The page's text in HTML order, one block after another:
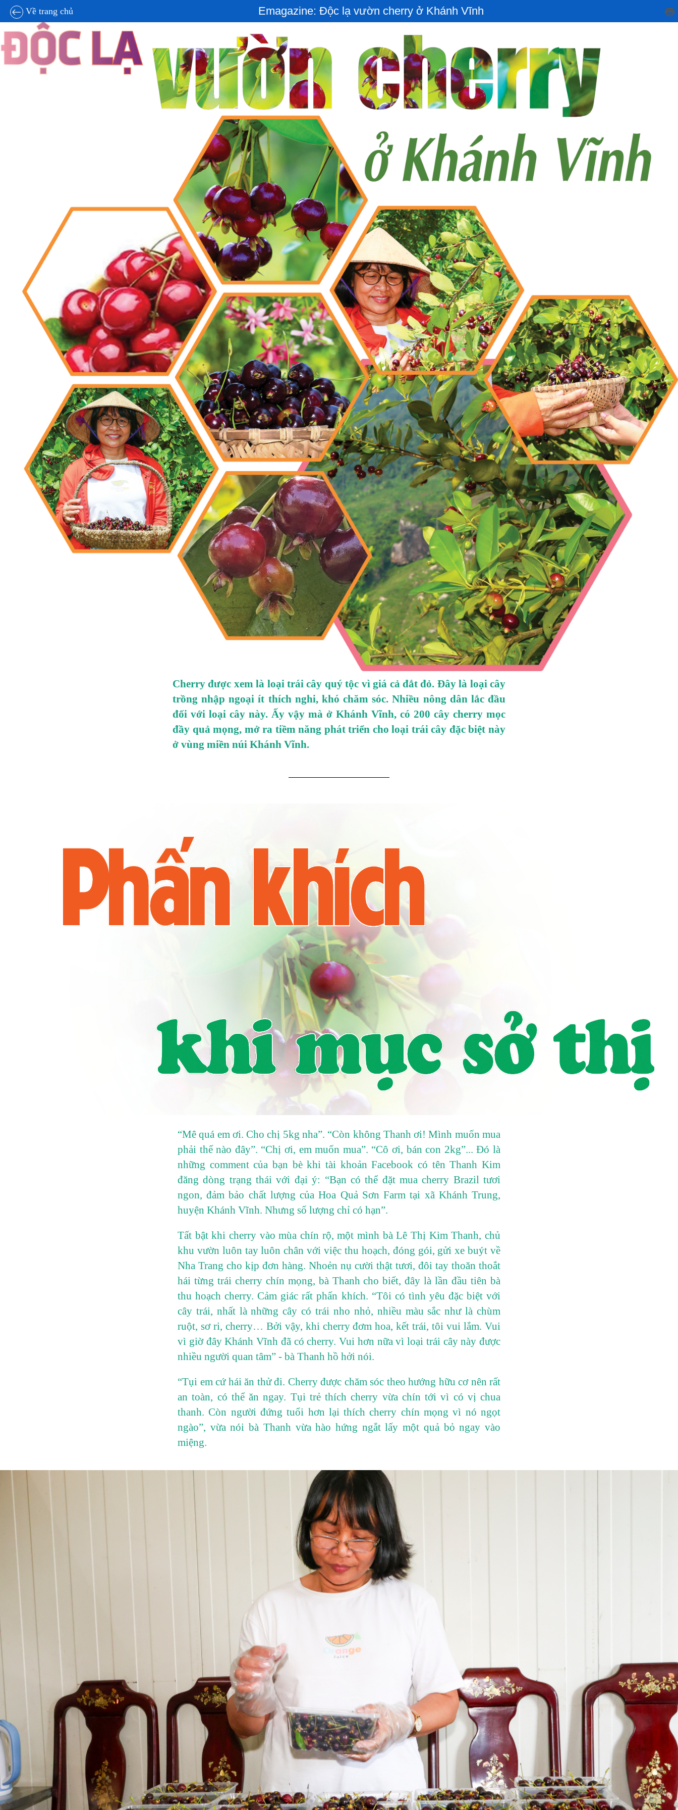
Về trang chủ Emagazine: Độc lạ vườn cherry ở Khánh Vĩnh
Cherry được xem là loại trái cây quý tộc vì giá cả đắt đỏ. Đây là loại cây
trồng nhập ngoại ít thích nghi, khó chăm sóc. Nhiều nông dân lắc đầu
đối với loại cây này. Ấy vậy mà ở Khánh Vĩnh, có 200 cây cherry mọc
đầy quả mọng, mở ra tiềm năng phát triển cho loại trái cây đặc biệt này
ở vùng miền núi Khánh Vĩnh.
“Mê quá em ơi. Cho chị 5kg nha”. “Còn không Thanh ơi! Mình muốn mua
phải thế nào đây”. “Chị ơi, em muốn mua”. “Cô ơi, bán con 2kg”... Đó là
những comment của bạn bè khi tài khoản Facebook có tên Thanh Kim
đăng dòng trạng thái với đại ý: “Bạn có thể đặt mua cherry Brazil tươi
ngon, đảm bảo chất lượng của Hoa Quả Sơn Farm tại xã Khánh Trung,
huyện Khánh Vĩnh. Nhưng số lượng chỉ có hạn”.
Tất bật khi cherry vào mùa chín rộ, một mình bà Lê Thị Kim Thanh, chủ
khu vườn luôn tay luôn chân với việc thu hoạch, đóng gói, gửi xe buýt về
Nha Trang cho kịp đơn hàng. Nhoẻn nụ cười thật tươi, đôi tay thoăn thoắt
hái từng trái cherry chín mọng, bà Thanh cho biết, đây là lần đầu tiên bà
thu hoạch cherry. Cảm giác rất phấn khích. “Tôi có tình yêu đặc biệt với
cây trái, nhất là những cây có trái nho nhỏ, nhiều màu sắc như là chùm
ruột, sơ ri, cherry… Bởi vậy, khi cherry đơm hoa, kết trái, tôi vui lắm. Vui
vì giờ đây Khánh Vĩnh đã có cherry. Vui hơn nữa vì loại trái cây này được
nhiều người quan tâm” - bà Thanh hồ hởi nói.
“Tụi em cứ hái ăn thử đi. Cherry được chăm sóc theo hướng hữu cơ nên rất
an toàn, có thể ăn ngay. Tụi trẻ thích cherry vừa chín tới vì có vị chua
thanh. Còn người đứng tuổi hơn lại thích cherry chín mọng vì nó ngọt
ngào”, vừa nói bà Thanh vừa hào hứng ngắt lấy một quả bỏ ngay vào
miệng.